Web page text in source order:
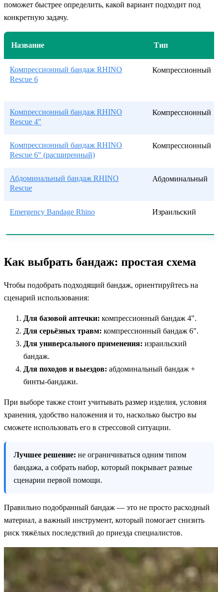
поможет быстрее определить, какой вариант подходит под
конкретную задачу.
Название Тип
Компрессионный бандаж RHINO
Rescue 6
Компрессионный
Компрессионный бандаж RHINO
Rescue 4"
Компрессионный
Компрессионный бандаж RHINO
Rescue 6" (расширенный)
Компрессионный
Абдоминальный бандаж RHINO
Rescue
Абдоминальный
Emergency Bandage Rhino Израильский
Как выбрать бандаж: простая схема
Чтобы подобрать подходящий бандаж, ориентируйтесь на
сценарий использования:
Для базовой аптечки: компрессионный бандаж 4".
Для серьёзных травм: компрессионный бандаж 6".
Для универсального применения: израильский
бандаж.
Для походов и выездов: абдоминальный бандаж +
бинты-бандажи.
При выборе также стоит учитывать размер изделия, условия
хранения, удобство наложения и то, насколько быстро вы
сможете использовать его в стрессовой ситуации.
Лучшее решение: не ограничиваться одним типом
бандажа, а собрать набор, который покрывает разные
сценарии первой помощи.
Правильно подобранный бандаж — это не просто расходный
материал, а важный инструмент, который помогает снизить
риск тяжёлых последствий до приезда специалистов.